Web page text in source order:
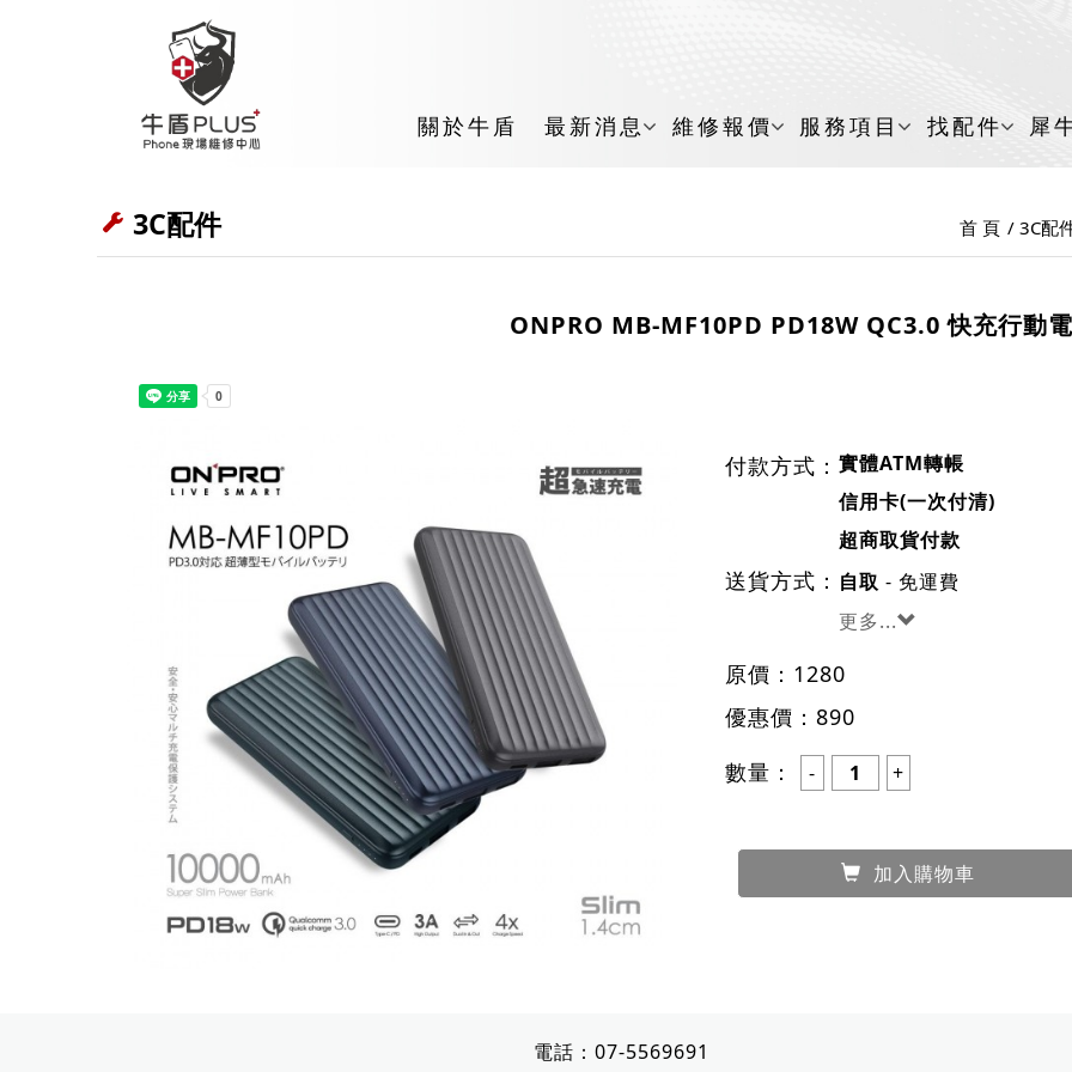
關於牛盾 最新消息 維修報價 服務項目 找配件 犀
3C配件 首 頁 3C配
ONPRO MB-MF10PD PD18W QC3.0 快充行動
付款方式： 實體ATM轉帳
信用卡(一次付清)
超商取貨付款
送貨方式： 自取 - 免運費
更多...
原價： 1280
優惠價： 890
數量：
加入購物車
電話：07-5569691